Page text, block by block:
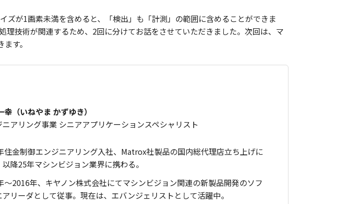
が1画素未満を含めると、「検出」も「計測」の範囲に含めることができま
技術が関連するため、2回に分けてお話をさせていただきました。次回は、マ
す。
幸（いねやま かずゆき）
ニアリング事業 シニアアプリケーションスペシャリスト
住金制御エンジニアリング入社、Matrox社製品の国内総代理店立ち上げに
降25年マシンビジョン業界に携わる。
～2016年、キヤノン株式会社にてマシンビジョン関連の新製品開発のソフ
アリーダとして従事。現在は、エバンジェリストとして活躍中。